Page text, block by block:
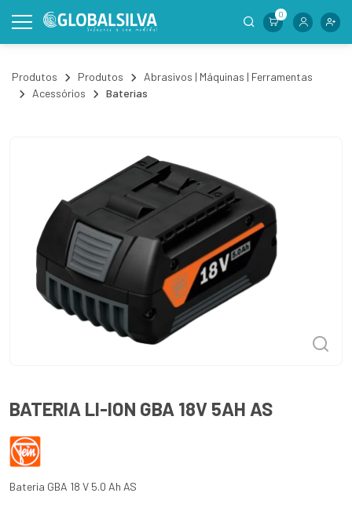
0
Produtos Produtos
Abrasivos | Máquinas | Ferramentas
Acessórios
Baterias
BATERIA LI-ION GBA 18V 5AH AS
Bateria GBA 18 V 5.0 Ah AS